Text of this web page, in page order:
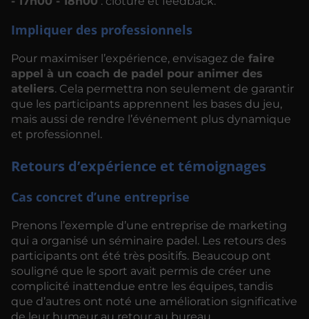
Impliquer des professionnels
Pour maximiser l’expérience, envisagez de faire
appel à un coach de padel pour animer des
ateliers. Cela permettra non seulement de garantir
que les participants apprennent les bases du jeu,
mais aussi de rendre l’événement plus dynamique
et professionnel.
Retours d’expérience et témoignages
Cas concret d’une entreprise
Prenons l’exemple d’une entreprise de marketing
qui a organisé un séminaire padel. Les retours des
participants ont été très positifs. Beaucoup ont
souligné que le sport avait permis de créer une
complicité inattendue entre les équipes, tandis
que d’autres ont noté une amélioration significative